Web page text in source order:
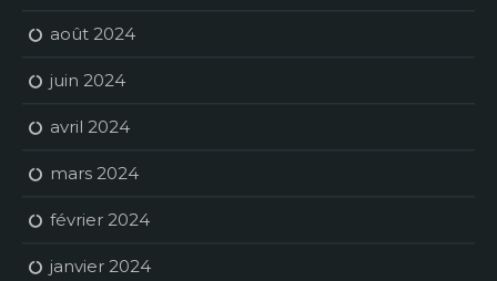
août 2024
juin 2024
avril 2024
mars 2024
février 2024
janvier 2024